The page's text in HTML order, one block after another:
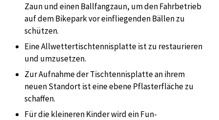
Zaun und einen Ballfangzaun, um den Fahrbetrieb
auf dem Bikepark vor einfliegenden Bällen zu
schützen.
Eine Allwettertischtennisplatte ist zu restaurieren
und umzusetzen.
Zur Aufnahme der Tischtennisplatte an ihrem
neuen Standort ist eine ebene Pflasterfläche zu
schaffen.
Für die kleineren Kinder wird ein Fun-